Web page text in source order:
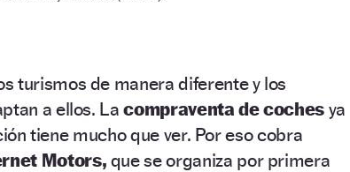
turismos de manera diferente y los
a ellos. Lacompraventa de coches ya
tiene mucho que ver. Por eso cobra
Motors, que se organiza por primera